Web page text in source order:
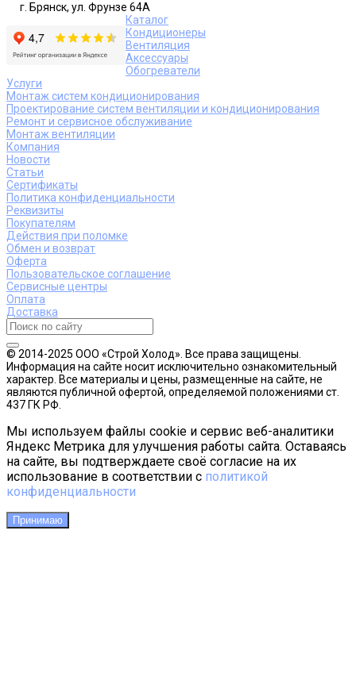
г. Брянск, ул. Фрунзе 64А
Каталог
Кондиционеры
Вентиляция
Аксессуары
Обогреватели
Услуги
Монтаж систем кондиционирования
Проектирование систем вентиляции и кондиционирования
Ремонт и сервисное обслуживание
Монтаж вентиляции
Компания
Новости
Статьи
Сертификаты
Политика конфиденциальности
Реквизиты
Покупателям
Действия при поломке
Обмен и возврат
Оферта
Пользовательское соглашение
Сервисные центры
Оплата
Доставка
© 2014-2025 ООО «Строй Холод». Все права защищены.
Информация на сайте носит исключительно ознакомительный
характер. Все материалы и цены, размещенные на сайте, не
являются публичной офертой, определяемой положениями ст.
437 ГК РФ.
Мы используем файлы cookie и сервис веб-аналитики
Яндекс Метрика для улучшения работы сайта. Оставаясь
на сайте, вы подтверждаете своё согласие на их
использование в соответствии с политикой
конфиденциальности
Принимаю